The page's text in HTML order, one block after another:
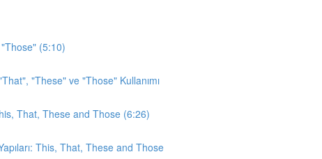
(5:10)
"These" ve "Those" Kullanımı
That, These and Those (6:26)
This, That, These and Those